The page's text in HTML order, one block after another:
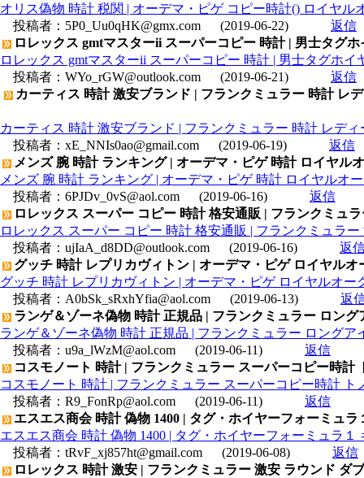
オリス偽物 時計 税関 | オーデマ・ピゲ コピー時計() ロイヤル
投稿者： 5P0_Uu0qHK@gmx.com (2019-06-22)
返信
ロレックス gmtマスターii スーパーコピー 時計 | 男士タグ
ロレックス gmtマスターii スーパーコピー 時計 | 男士タグホ
投稿者： WYo_rGW@outlook.com (2019-06-21)
返信
カーティス 時計 激安ブランド | フランクミュラー 時計 レ
カーティス 時計 激安ブランド | フランクミュラー 時計 レデ
投稿者： xE_NNIs0ao@gmail.com (2019-06-19)
返信
メンズ 腕 時計 ランキング | オーデマ・ピゲ 時計 ロイヤル
メンズ 腕 時計 ランキング | オーデマ・ピゲ 時計 ロイヤルオ
投稿者： 6PJDv_0vS@aol.com (2019-06-16)
返信
ロレックス スーパー コピー 時計 格安通販 | フランクミュ
ロレックス スーパー コピー 時計 格安通販 | フランクミュラ
投稿者： ujIaA_d8DD@outlook.com (2019-06-16)
返
グッチ 時計 レプリカヴィトン | オーデマ・ピゲ ロイヤル
グッチ 時計 レプリカヴィトン | オーデマ・ピゲ ロイヤルオ
投稿者： A0bSk_sRxhYfia@aol.com (2019-06-13)
返
ランゲ＆ゾーネ偽物 時計 正規品 | フランクミュラー ロン
ランゲ＆ゾーネ偽物 時計 正規品 | フランクミュラー ロングア
投稿者： u9a_lWzM@aol.com (2019-06-11)
返信
コスモノート 時計 | フランクミュラー スーパーコピー時
コスモノート 時計 | フランクミュラー スーパーコピー時計
投稿者： R9_FonRp@aol.com (2019-06-11)
返信
エスエス商会 時計 偽物 1400 | タグ・ホイヤーフォーミュ
エスエス商会 時計 偽物 1400 | タグ・ホイヤーフォーミュラ
投稿者： tRvF_xj857ht@gmail.com (2019-06-08)
返信
ロレックス 時計 激安 | フランクミュラー 激安 ラウンド ダ